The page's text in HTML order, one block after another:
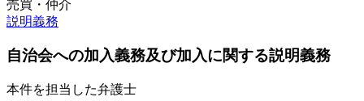
売買・仲介
説明義務
自治会への加入義務及び加入に関する説明義務
本件を担当した弁護士